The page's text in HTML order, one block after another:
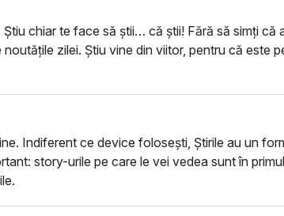
chiar te face să știi… că știi! Fără să simți că
zilei. Știu vine din viitor, pentru că este
Indiferent ce device folosești, Știrile au un
story-urile pe care le vei vedea sunt în